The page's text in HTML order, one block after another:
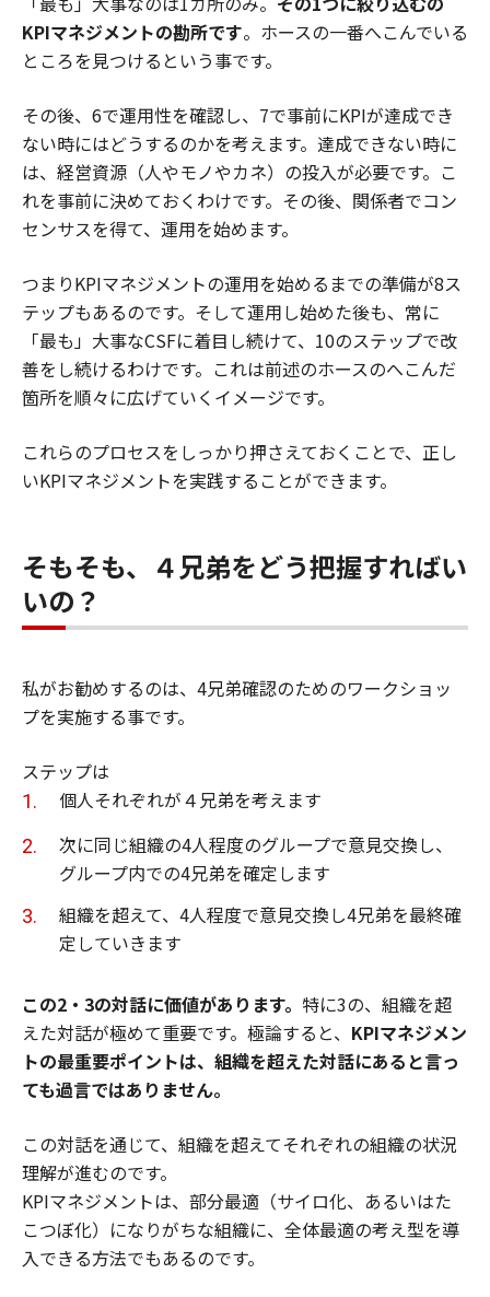
KPIマネジメントの勘所です。ホースの一番へこんでいる
ところを見つけるという事です。
その後、6で運用性を確認し、7で事前にKPIが達成でき
ない時にはどうするのかを考えます。達成できない時に
は、経営資源（人やモノやカネ）の投入が必要です。こ
れを事前に決めておくわけです。その後、関係者でコン
センサスを得て、運用を始めます。
つまりKPIマネジメントの運用を始めるまでの準備が8ス
テップもあるのです。そして運用し始めた後も、常に
「最も」大事なCSFに着目し続けて、10のステップで改
善をし続けるわけです。これは前述のホースのへこんだ
箇所を順々に広げていくイメージです。
これらのプロセスをしっかり押さえておくことで、正し
いKPIマネジメントを実践することができます。
そもそも、４兄弟をどう把握すればい
いの？
私がお勧めするのは、4兄弟確認のためのワークショッ
プを実施する事です。
ステップは
個人それぞれが４兄弟を考えます
次に同じ組織の4人程度のグループで意見交換し、
グループ内での4兄弟を確定します
組織を超えて、4人程度で意見交換し4兄弟を最終確
定していきます
この2・3の対話に価値があります。 特に3の、組織を超
えた対話が極めて重要です。極論すると、 KPIマネジメン
トの最重要ポイントは、組織を超えた対話にあると言っ
ても過言ではありません。
この対話を通じて、組織を超えてそれぞれの組織の状況
理解が進むのです。
KPIマネジメントは、部分最適（サイロ化、あるいはた
こつぼ化）になりがちな組織に、全体最適の考え型を導
入できる方法でもあるのです。